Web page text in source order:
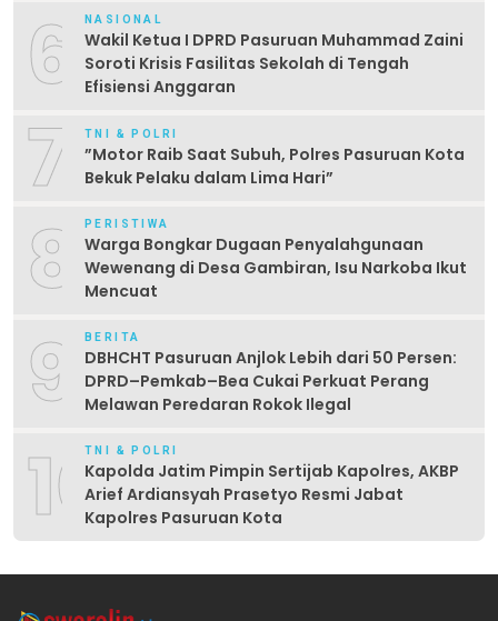
6 NASIONAL
Wakil Ketua I DPRD Pasuruan Muhammad Zaini
Soroti Krisis Fasilitas Sekolah di Tengah
Efisiensi Anggaran
7 TNI & POLRI
‎”Motor Raib Saat Subuh, Polres Pasuruan Kota
Bekuk Pelaku dalam Lima Hari” ‎
8 PERISTIWA
Warga Bongkar Dugaan Penyalahgunaan
Wewenang di Desa Gambiran, Isu Narkoba Ikut
Mencuat
9 BERITA
DBHCHT Pasuruan Anjlok Lebih dari 50 Persen:
DPRD–Pemkab–Bea Cukai Perkuat Perang
Melawan Peredaran Rokok Ilegal
10TNI & POLRI
Kapolda Jatim Pimpin Sertijab Kapolres, AKBP
Arief Ardiansyah Prasetyo Resmi Jabat
Kapolres Pasuruan Kota